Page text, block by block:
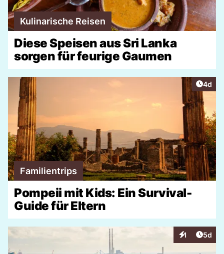
Kulinarische Reisen
Diese Speisen aus Sri Lanka
sorgen für feurige Gaumen
4d
Familientrips
Pompeii mit Kids: Ein Survival-
Guide für Eltern
1
Interaktionen
5d